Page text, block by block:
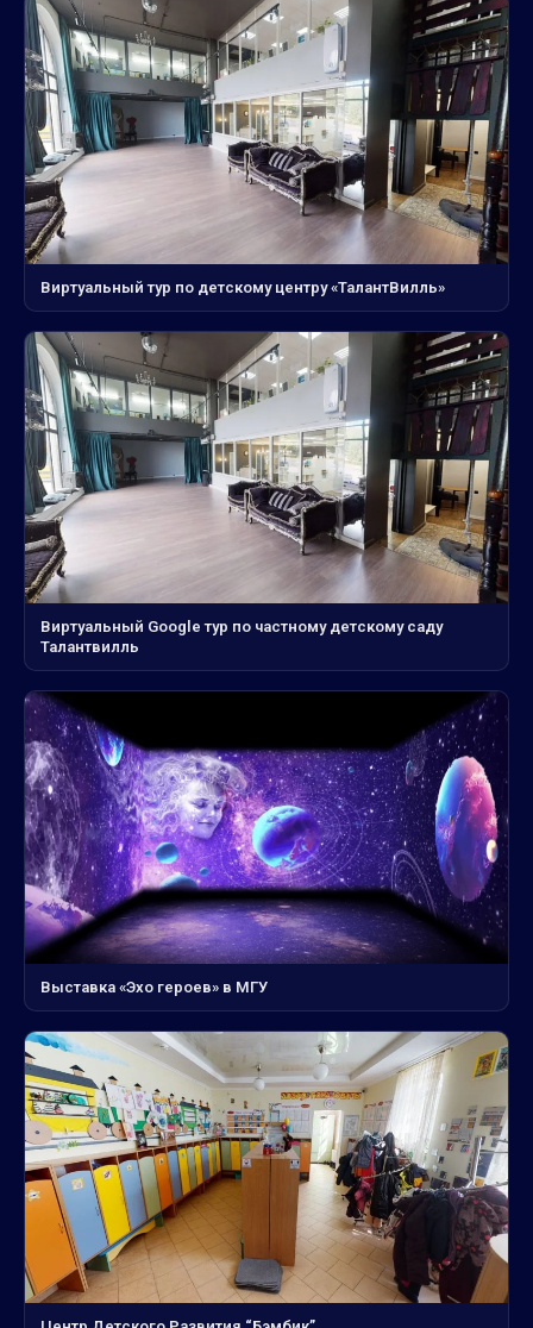
Виртуальный тур по детскому центру «ТалантВилль»
Виртуальный Google тур по частному детскому саду
Талантвилль
Выставка «Эхо героев» в МГУ